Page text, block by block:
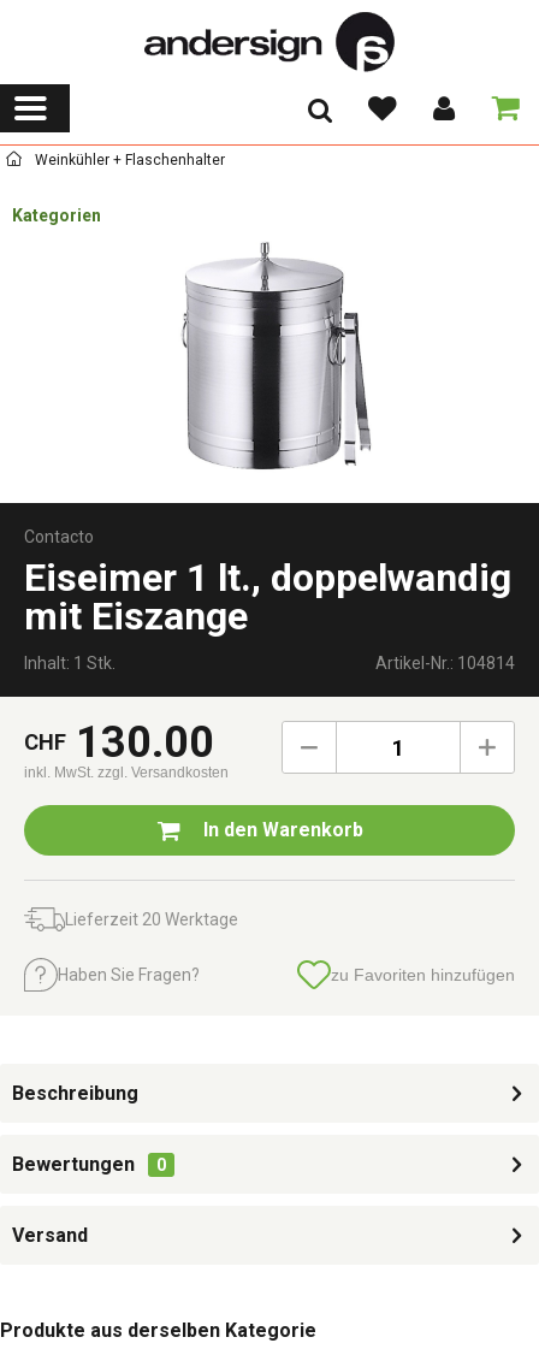
Weinkühler + Flaschenhalter
Kategorien
Contacto
Eiseimer 1 lt., doppelwandig
mit Eiszange
Inhalt: 1 Stk. Artikel-Nr.: 104814
CHF 130.00
inkl. MwSt. zzgl. Versandkosten
1
In den Warenkorb
Lieferzeit 20 Werktage
Haben Sie Fragen? zu Favoriten hinzufügen
Beschreibung
Bewertungen 0
Versand
Produkte aus derselben Kategorie